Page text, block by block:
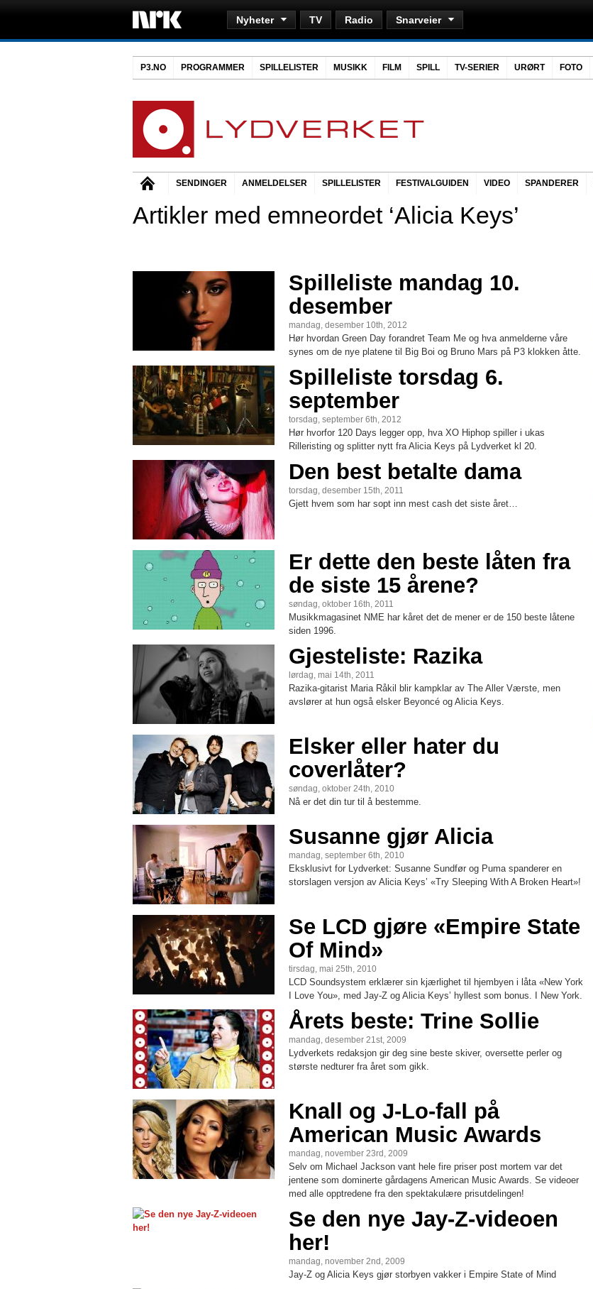
Nyheter TV Radio Snarveier
P3.NO PROGRAMMER SPILLELISTER MUSIKK FILM SPILL TV-SERIER URØRT FOTO
SENDINGER ANMELDELSER SPILLELISTER FESTIVALGUIDEN VIDEO SPANDERER
Artikler med emneordet ‘Alicia Keys’
Spilleliste mandag 10.
desember
mandag, desember 10th, 2012
Hør hvordan Green Day forandret Team Me og hva anmelderne våre
synes om de nye platene til Big Boi og Bruno Mars på P3 klokken åtte.
Spilleliste torsdag 6.
september
torsdag, september 6th, 2012
Hør hvorfor 120 Days legger opp, hva XO Hiphop spiller i ukas
Rilleristing og splitter nytt fra Alicia Keys på Lydverket kl 20.
Den best betalte dama
torsdag, desember 15th, 2011
Gjett hvem som har sopt inn mest cash det siste året…
Er dette den beste låten fra
de siste 15 årene?
søndag, oktober 16th, 2011
Musikkmagasinet NME har kåret det de mener er de 150 beste låtene
siden 1996.
Gjesteliste: Razika
lørdag, mai 14th, 2011
Razika-gitarist Maria Råkil blir kampklar av The Aller Værste, men
avslører at hun også elsker Beyoncé og Alicia Keys.
Elsker eller hater du
coverlåter?
søndag, oktober 24th, 2010
Nå er det din tur til å bestemme.
Susanne gjør Alicia
mandag, september 6th, 2010
Eksklusivt for Lydverket: Susanne Sundfør og Puma spanderer en
storslagen versjon av Alicia Keys’ «Try Sleeping With A Broken Heart»!
Se LCD gjøre «Empire State
Of Mind»
tirsdag, mai 25th, 2010
LCD Soundsystem erklærer sin kjærlighet til hjembyen i låta «New York
I Love You», med Jay-Z og Alicia Keys’ hyllest som bonus. I New York.
Årets beste: Trine Sollie
mandag, desember 21st, 2009
Lydverkets redaksjon gir deg sine beste skiver, oversette perler og
største nedturer fra året som gikk.
Knall og J-Lo-fall på
American Music Awards
mandag, november 23rd, 2009
Selv om Michael Jackson vant hele fire priser post mortem var det
jentene som dominerte gårdagens American Music Awards. Se videoer
med alle opptredene fra den spektakulære prisutdelingen!
Se den nye Jay-Z-videoen
her!
mandag, november 2nd, 2009
Jay-Z og Alicia Keys gjør storbyen vakker i Empire State of Mind